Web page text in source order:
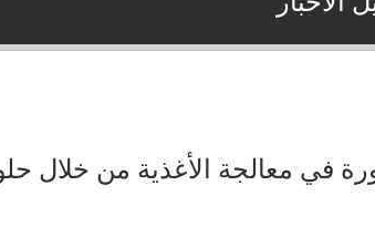
في معالجة الأغذية من خلال